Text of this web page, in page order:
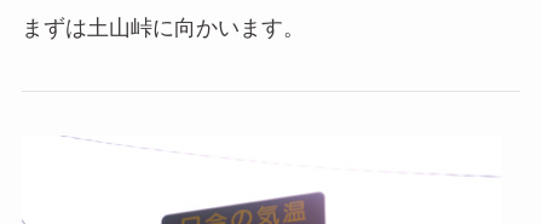
まずは土山峠に向かいます。